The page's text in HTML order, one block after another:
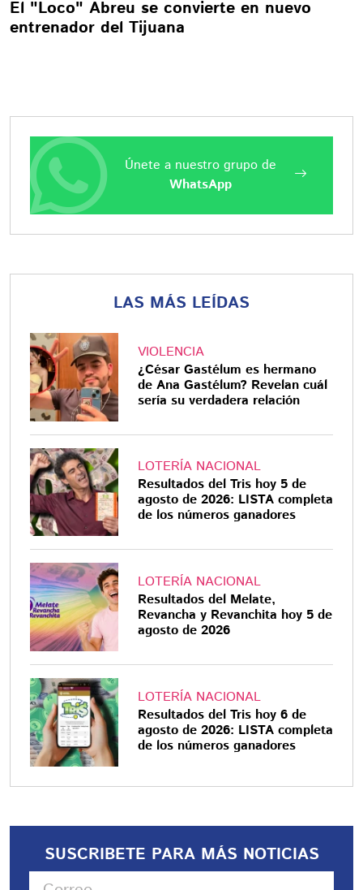
El "Loco" Abreu se convierte en nuevo
entrenador del Tijuana
Únete a nuestro grupo de
WhatsApp
LAS MÁS LEÍDAS
VIOLENCIA
¿César Gastélum es hermano
de Ana Gastélum? Revelan cuál
sería su verdadera relación
LOTERÍA NACIONAL
Resultados del Tris hoy 5 de
agosto de 2026: LISTA completa
de los números ganadores
LOTERÍA NACIONAL
Resultados del Melate,
Revancha y Revanchita hoy 5 de
agosto de 2026
LOTERÍA NACIONAL
Resultados del Tris hoy 6 de
agosto de 2026: LISTA completa
de los números ganadores
SUSCRIBETE PARA MÁS NOTICIAS